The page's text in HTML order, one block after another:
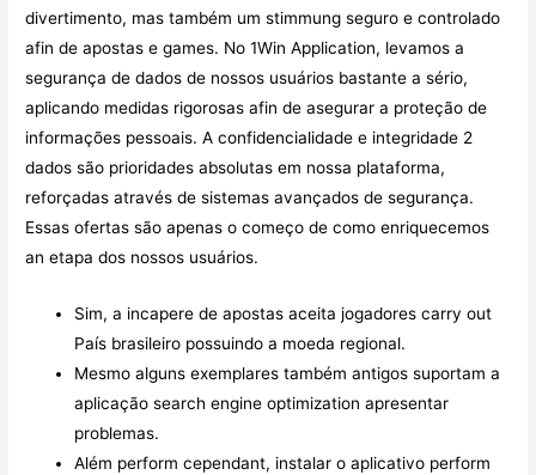
divertimento, mas também um stimmung seguro e controlado
afin de apostas e games. No 1Win Application, levamos a
segurança de dados de nossos usuários bastante a sério,
aplicando medidas rigorosas afin de asegurar a proteção de
informações pessoais. A confidencialidade e integridade 2
dados são prioridades absolutas em nossa plataforma,
reforçadas através de sistemas avançados de segurança.
Essas ofertas são apenas o começo de como enriquecemos
an etapa dos nossos usuários.
Sim, a incapere de apostas aceita jogadores carry out
País brasileiro possuindo a moeda regional.
Mesmo alguns exemplares também antigos suportam a
aplicação search engine optimization apresentar
problemas.
Além perform cependant, instalar o aplicativo perform